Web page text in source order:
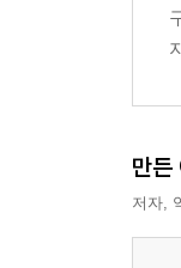
만든
저자,